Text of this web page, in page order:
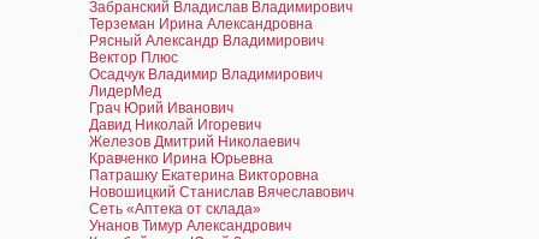
Забранский Владислав Владимирович
Терземан Ирина Александровна
Рясный Александр Владимирович
Вектор Плюс
Осадчук Владимир Владимирович
ЛидерМед
Грач Юрий Иванович
Давид Николай Игоревич
Железов Дмитрий Николаевич
Кравченко Ирина Юрьевна
Патрашку Екатерина Викторовна
Новошицкий Станислав Вячеславович
Сеть «Аптека от склада»
Унанов Тимур Александрович